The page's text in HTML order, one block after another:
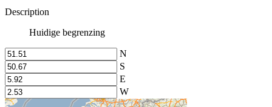
Description
Huidige begrenzing
N
S
E
W